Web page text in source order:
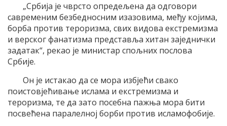
„Србија је чврсто опредељена да одговори
савременим безбедносним изазовима, међу којима,
борба против тероризма, свих видова екстремизма
и верског фанатизма представља хитан заједнички
задатак“, рекао је министар спољних послова
Србије.
Он је истакао да се мора избјећи свако
поистовјећивање ислама и екстремизма и
тероризма, те да зато посебна пажња мора бити
посвећена паралелној борби против исламофобије.